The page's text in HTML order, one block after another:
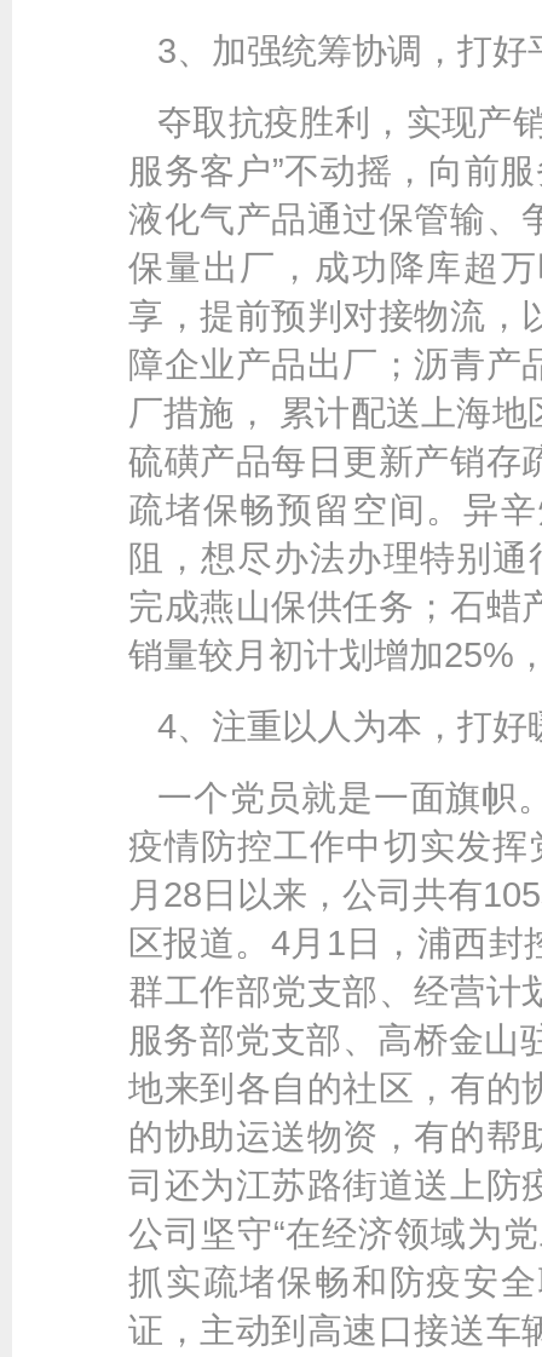
3、加强统筹协调，打好
夺取抗疫胜利，实现产
服务客户”不动摇，向前
液化气产品通过保管输、
保量出厂，成功降库超
享，提前预判对接物流，
障企业产品出厂；沥青产
厂措施， 累计配送上海
硫磺产品每日更新产销存
疏堵保畅预留空间。异
阻，想尽办法办理特别
完成燕山保供任务；石蜡
销量较月初计划增加25%
4、注重以人为本，打好
一个党员就是一面旗帜
疫情防控工作中切实发
月28日以来，公司共有
区报道。4月1日，浦西封
群工作部党支部、经营计
服务部党支部、高桥金山
地来到各自的社区，有的
的协助运送物资，有的帮
司还为江苏路街道送上防
公司坚守“在经济领域为
抓实疏堵保畅和防疫安
证，主动到高速口接送车